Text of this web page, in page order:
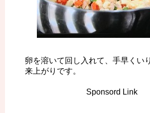
卵を溶いて回し入れて、手早くい
来上がりです。
Sponsord Link